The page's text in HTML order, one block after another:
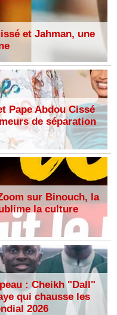
et Jahman, une
Pape Abdou Cissé
de séparation
sur Binouch, la
la culture
: Cheikh "Dall"
qui chausse les
2026